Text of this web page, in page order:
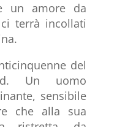
un amore da
terrà incollati
del
Un uomo
sensibile
che alla sua